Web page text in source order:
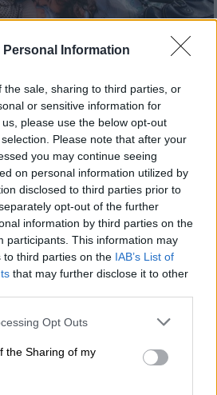
Personal Information
the sale, sharing to third parties, or
or sensitive information for
please use the below opt-out
Please note that after your
you may continue seeing
on personal information utilized by
disclosed to third parties prior to
opt-out of the further
information by third parties on the
participants. This information may
to third parties on the IAB’s List of
that may further disclose it to other
app uses one or more Google
usage behaviour. You may click to
Google and its third-party tags to
specified purposes in below Google
Opt Outs
the Sharing of my
από το νοσοκομείο,
Σοβαρές καταγγελίες
του νέου Συμφώνου
και έγκυες γυναίκες
ως εγκληματίες επειδή
η ανθρώπινη